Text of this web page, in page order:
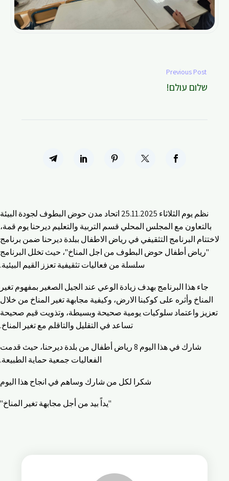
Previous Post
שלום עולם!
نظم يوم الثلاثاء 25.11.2025 اتحاد مدن حوض البطوف لجودة البيئة
بالتعاون مع المجلس المحلي قسم التربية والتعليم ديرحنا يوم قمة،
لاختتام البرنامج التثقيفي في رياض الاطفال ببلدة ديرحنا ضمن برنامج
"رياض أطفال حوض البطوف من اجل المناخ"، حيث تخلل البرنامج
سلسلة من فعاليات تثقيفية تعزز القيم البيئية.
جاء هذا البرنامج بهدف زيادة الوعي عند الجيل الصغير بمفهوم تغير
المناخ وأثره على كوكبنا الارض، وكيفية مجابهة تغير المناخ من خلال
تعزيز واعتماد سلوكيات يومية صحيحة وبسيطة، وتذويت قيم صحيحة
تساعد في التقليل والتاقلم مع تغير المناخ.
شارك في هذا اليوم 8 رياض أطفال من بلدة ديرحنا، حيث قدمت
الفعاليات جمعية حماية الطبيعة.
شكرا لكل من شارك وساهم في انجاح هذا اليوم
"يداً بيد من أجل مجابهة تغير المناخ"